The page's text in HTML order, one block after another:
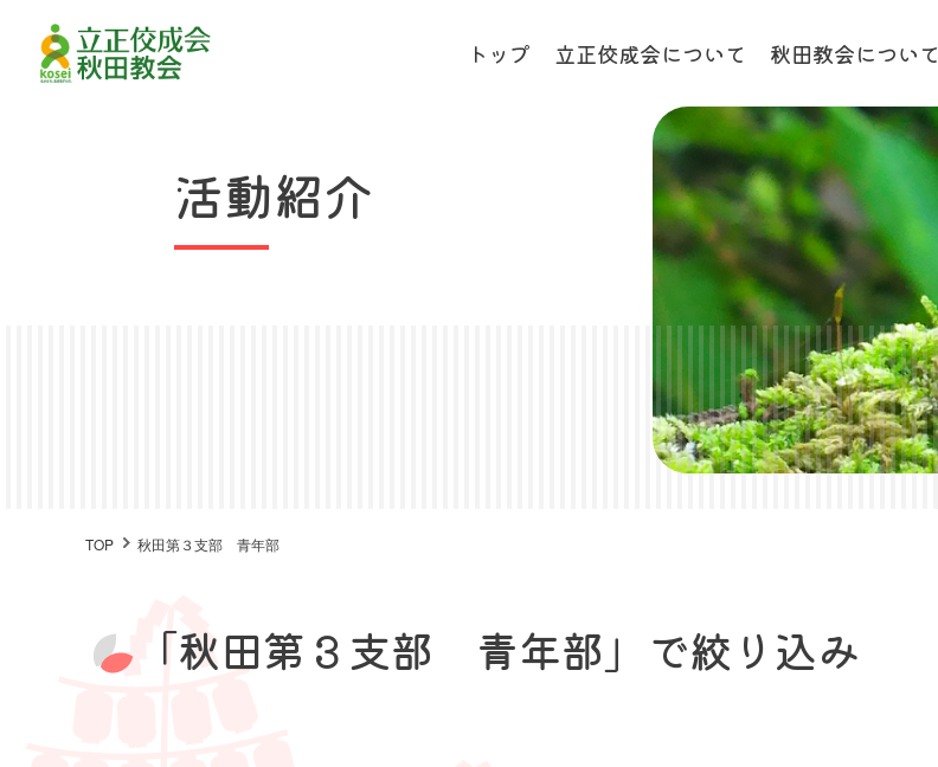
トップ 立正佼成会について 秋田教会について
活動紹介
TOP 秋田第３支部 青年部
「秋田第３支部 青年部」で絞り込み